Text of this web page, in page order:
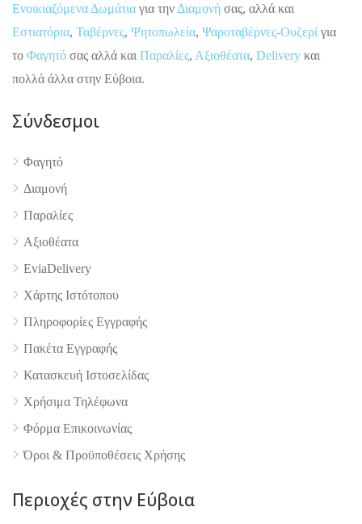
4.9
Ενοικιαζόμενα Δωμάτια για την Διαμονή σας, αλλά και
Εστιατόρια, Ταβέρνες, Ψητοπωλεία, Ψαροταβέρνες-Ουζερί για
το Φαγητό σας αλλά και Παραλίες, Αξιοθέατα, Delivery και
πολλά άλλα στην Εύβοια.
Σύνδεσμοι
Φαγητό
Διαμονή
Παραλίες
Αξιοθέατα
EviaDelivery
Χάρτης Ιστότοπου
Πληροφορίες Εγγραφής
Πακέτα Εγγραφής
Κατασκευή Ιστοσελίδας
Χρήσιμα Τηλέφωνα
Φόρμα Επικοινωνίας
Όροι & Προϋποθέσεις Xρήσης
Περιοχές στην Εύβοια